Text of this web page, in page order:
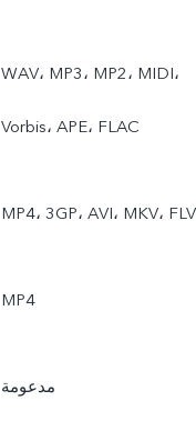
WAV، MP3، MP2، MIDI،
Vorbis، APE، FLAC‎
MP4، 3GP، AVI، MKV، FLV
‎MP4
مدعومة